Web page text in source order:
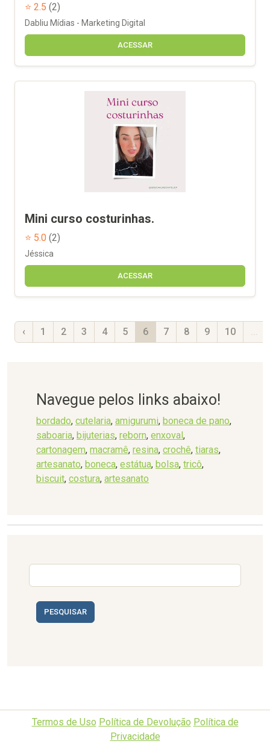
⭐ 2.5 (2)
Dabliu Mídias - Marketing Digital
ACESSAR
Mini curso costurinhas.
⭐ 5.0 (2)
Jéssica
ACESSAR
‹ 1 2 3 4 5 6 7 8 9 10
Navegue pelos links abaixo!
bordado, cutelaria, amigurumi, boneca de pano,
saboaria, bijuterias, reborn, enxoval,
cartonagem, macramê, resina, crochê, tiaras,
artesanato, boneca, estátua, bolsa, tricô,
biscuit, costura, artesanato
PESQUISAR
Termos de Uso Política de Devolução Política de
Privacidade